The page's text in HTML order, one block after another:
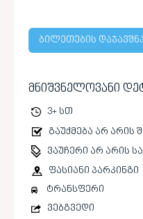
ბილეთების
მნიშვნელოვანი
3+ სთ
გაუქმება არ არის
ვაუჩერი არ არის
ფასიანი პარკინგი
ტრანსფერი
ვებგვედი